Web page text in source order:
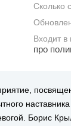
Сколько
Входит в
про
Борис